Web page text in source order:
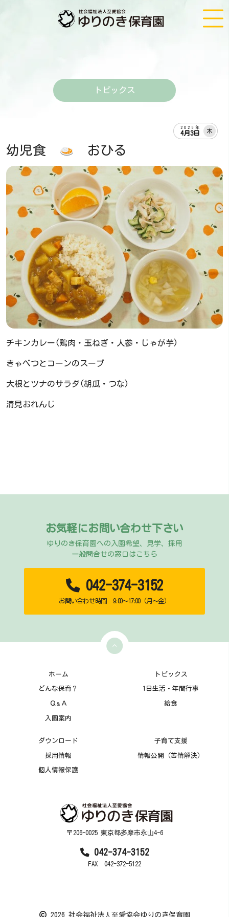
トピックス
2025年
4月3日 木
幼児食 おひる
チキンカレー(鶏肉・玉ねぎ・人参・じゃが芋)
きゃべつとコーンのスープ
大根とツナのサラダ(胡瓜・つな)
清見おれんじ
お気軽にお問い合わせ下さい
ゆりのき保育園への入園希望、見学、採用
一般問合せの窓口はこちら
042-374-3152
お問い合わせ時間 9:00～17:00（月～金）
ホーム トピックス
どんな保育？ 1日生活・年間行事
Ｑ ＆ Ａ 給食
入園案内
ダウンロード 子育て支援
採用情報 情報公開（苦情解決）
個人情報保護
〒206-0025 東京都多摩市永⼭4-6
042-374-3152
FAX 042-372-5122
2026 社会福祉法⼈⾄愛協会ゆりのき保育園